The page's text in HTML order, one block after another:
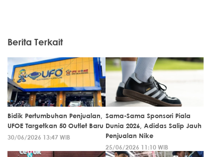
Berita Terkait
Bidik Pertumbuhan Penjualan,
UFOE Targetkan 50 Outlet Baru
30/06/2026 13:47 WIB
Sama-Sama Sponsori Piala
Dunia 2026, Adidas Salip Jauh
Penjualan Nike
25/06/2026 11:10 WIB